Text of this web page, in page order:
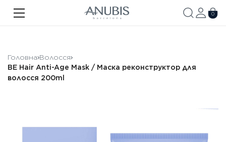
ОБЛИЧЧЯ
SPA
0
Головна Волосся
BE Hair Anti-Age Mask / Маска реконструктор для
волосся 200ml